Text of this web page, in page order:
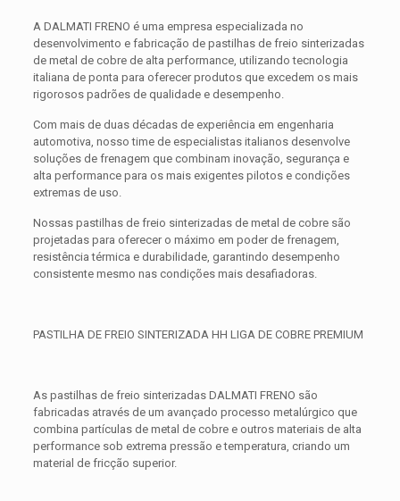
A DALMATI FRENO é uma empresa especializada no
desenvolvimento e fabricação de pastilhas de freio sinterizadas
de metal de cobre de alta performance, utilizando tecnologia
italiana de ponta para oferecer produtos que excedem os mais
rigorosos padrões de qualidade e desempenho.
Com mais de duas décadas de experiência em engenharia
automotiva, nosso time de especialistas italianos desenvolve
soluções de frenagem que combinam inovação, segurança e
alta performance para os mais exigentes pilotos e condições
extremas de uso.
Nossas pastilhas de freio sinterizadas de metal de cobre são
projetadas para oferecer o máximo em poder de frenagem,
resistência térmica e durabilidade, garantindo desempenho
consistente mesmo nas condições mais desafiadoras.
PASTILHA DE FREIO SINTERIZADA HH LIGA DE COBRE PREMIUM
As pastilhas de freio sinterizadas DALMATI FRENO são
fabricadas através de um avançado processo metalúrgico que
combina partículas de metal de cobre e outros materiais de alta
performance sob extrema pressão e temperatura, criando um
material de fricção superior.